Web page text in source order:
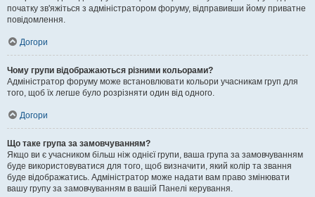
початку зв'яжіться з адміністратором форуму, відправивши йому приватне
повідомлення.
Догори
Чому групи відображаються різними кольорами?
Адміністратор форуму може встановлювати кольори учасникам груп для
того, щоб їх легше було розрізняти один від одного.
Догори
Що таке група за замовчуванням?
Якщо ви є учасником більш ніж однієї групи, ваша група за замовчуванням
буде використовуватися для того, щоб визначити, який колір та звання
буде відображатись. Адміністратор може надати вам право змінювати
вашу групу за замовчуванням в вашій Панелі керування.